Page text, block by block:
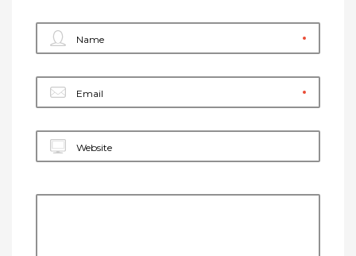
Name
Email
Website